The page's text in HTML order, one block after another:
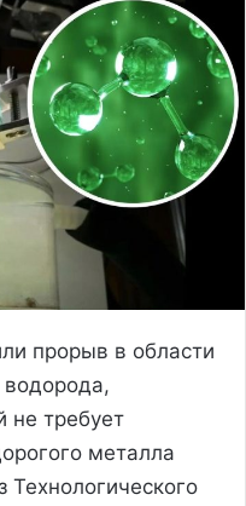
прорыв в области
водорода,
не требует
металла
Технологического